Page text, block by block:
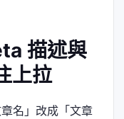
描述與
上拉
名」改成「文章